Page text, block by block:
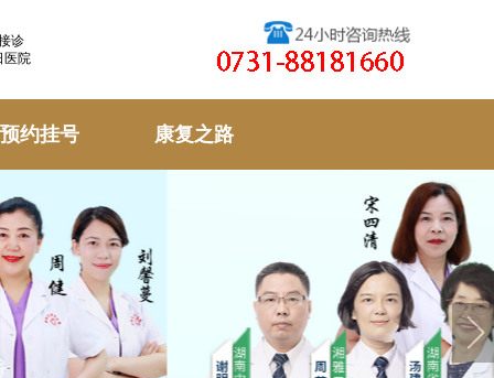
诊
医院
预约挂号 康复之路